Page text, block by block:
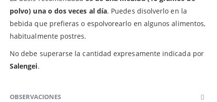
polvo) una o dos veces al día. Puedes disolverlo en la
bebida que prefieras o espolvorearlo en algunos alimentos,
habitualmente postres.
No debe superarse la cantidad expresamente indicada por
Salengei.
OBSERVACIONES